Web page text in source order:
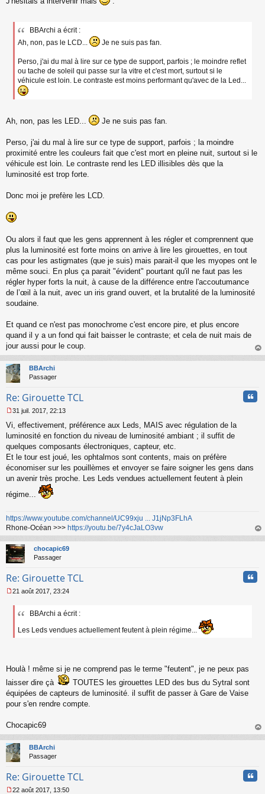
BBArchi a écrit :
Ah, non, pas le LCD...
Je ne suis pas fan.
Perso, j'ai du mal à lire sur ce type de support, parfois ; le moindre reflet
ou tache de soleil qui passe sur la vitre et c'est mort, surtout si le
véhicule est loin. Le contraste est moins performant qu'avec de la Led...
Ah, non, pas les LED... Je ne suis pas fan.
Perso, j'ai du mal à lire sur ce type de support, parfois ; la moindre
proximité entre les couleurs fait que c'est mort en pleine nuit, surtout si le
véhicule est loin. Le contraste rend les LED illisibles dès que la
luminosité est trop forte.
Donc moi je prefère les LCD.
Ou alors il faut que les gens apprennent à les régler et comprennent que
plus la luminosité est forte moins on arrive à lire les girouettes, en tout
cas pour les astigmates (que je suis) mais parait-il que les myopes ont le
même souci. En plus ça parait "évident" pourtant qu'il ne faut pas les
régler hyper forts la nuit, à cause de la différence entre l'accoutumance
de l’œil à la nuit, avec un iris grand ouvert, et la brutalité de la luminosité
soudaine.
Et quand ce n'est pas monochrome c'est encore pire, et plus encore
quand il y a un fond qui fait baisser le contraste; et cela de nuit mais de
jour aussi pour le coup.
au
BBArchi
Passager
Re: Girouette TCL
e
s
s
g
e
n
n
u
31 juil. 2017, 22:13
Vi, effectivement, préférence aux Leds, MAIS avec régulation de la
luminosité en fonction du niveau de luminosité ambiant ; il suffit de
quelques composants électroniques, capteur, etc.
Et le tour est joué, les ophtalmos sont contents, mais on préfère
économiser sur les pouillèmes et envoyer se faire soigner les gens dans
un avenir très proche. Les Leds vendues actuellement feutent à plein
régime...
https://www.youtube.com/channel/UC99xju ... J1jNp3FLhA
Rhone-Océan >>> https://youtu.be/7y4cJaLO3vw
au
chocapic69
Passager
Re: Girouette TCL
e
o
l
u
21 août 2017, 23:24
BBArchi a écrit :
Les Leds vendues actuellement feutent à plein régime...
Houlà ! même si je ne comprend pas le terme "feutent", je ne peux pas
laisser dire çà
TOUTES les girouettes LED des bus du Sytral sont
équipées de capteurs de luminosité. il suffit de passer à Gare de Vaise
pour s'en rendre compte.
Chocapic69
au
BBArchi
Passager
Re: Girouette TCL
22 août 2017, 13:50